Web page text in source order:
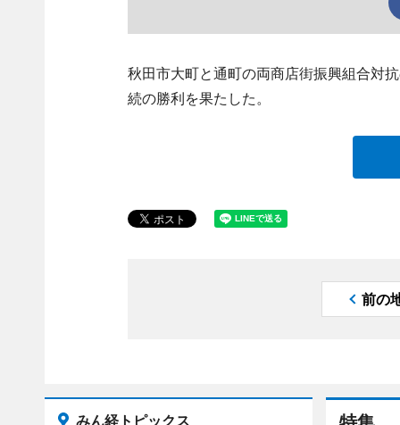
秋田市大町と通町の両商店街振興組合対
続の勝利を果たした。
前の
みん経トピックス